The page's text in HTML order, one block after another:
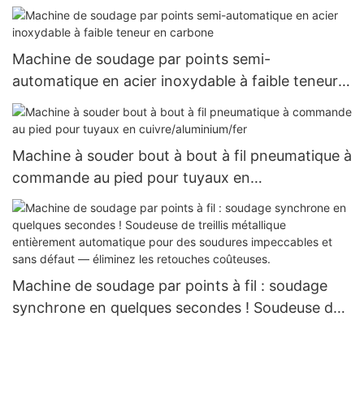
forme de travail
Machine de soudage par points semi-
automatique en acier inoxydable à faible teneur
en carbone
Machine à souder bout à bout à fil pneumatique à
commande au pied pour tuyaux en
cuivre/aluminium/fer
Machine de soudage par points à fil : soudage
synchrone en quelques secondes ! Soudeuse de